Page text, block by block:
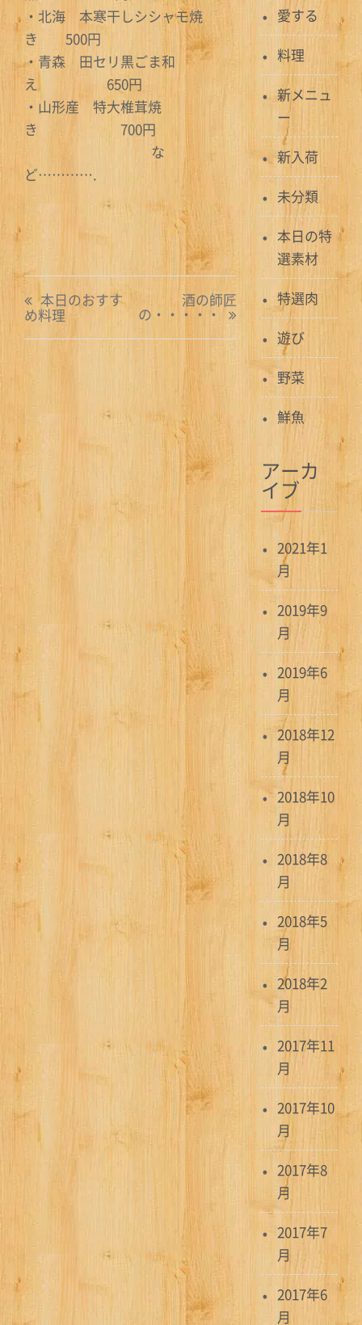
・北海 本寒干しシシャモ焼
き 500円
・青森 田セリ黒ごま和
え 650円
・山形産 特大椎茸焼
き 700円
な
ど………….
投
稿
シ
ョ
本日のおすす
め料理
酒の師匠
の・・・・・
愛する
料理
新メニュ
ー
新入荷
未分類
本日の特
選素材
特選肉
遊び
野菜
鮮魚
アーカ
イブ
2021年1
月
2019年9
月
2019年6
月
2018年12
月
2018年10
月
2018年8
月
2018年5
月
2018年2
月
2017年11
月
2017年10
月
2017年8
月
2017年7
月
2017年6
月